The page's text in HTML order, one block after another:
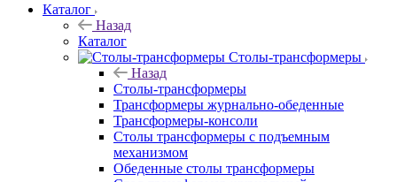
Каталог
Назад
Каталог
Столы-трансформеры
Назад
Столы-трансформеры
Трансформеры журнально-обеденные
Трансформеры-консоли
Столы трансформеры с подъемным
механизмом
Обеденные столы трансформеры